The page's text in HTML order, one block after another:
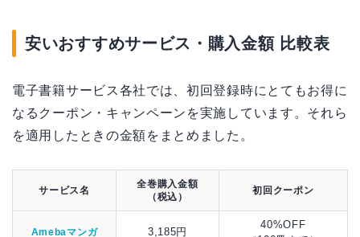
安いおすすめサービス・購入金額 比較表
電子書籍サービス各社では、初回登録時にとてもお得に
なるクーポン・キャンペーンを実施しています。それら
を適用したときの金額をまとめました。
サービス名
全巻購入金額
（税込）
初回クーポン
Amebaマンガ 3,185円
40%OFF